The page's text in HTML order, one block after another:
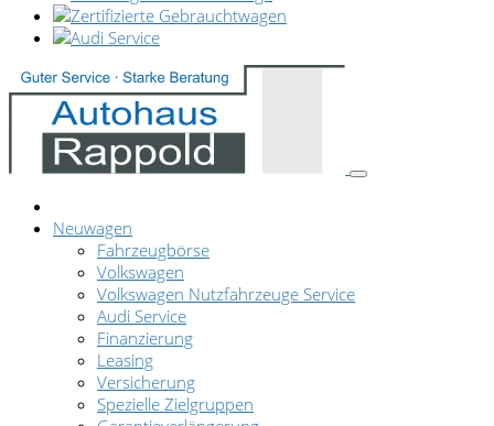
Neuwagen
Fahrzeugbörse
Volkswagen
Volkswagen Nutzfahrzeuge Service
Audi Service
Finanzierung
Leasing
Versicherung
Spezielle Zielgruppen